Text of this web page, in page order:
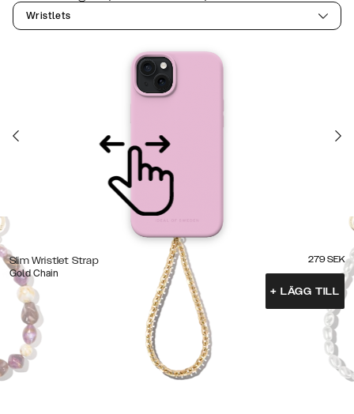
Wristlets
Slim Wristlet Strap
Gold Chain
279 SEK
+ LÄGG TILL